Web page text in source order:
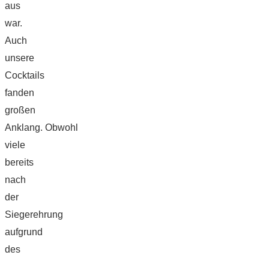
aus
war.
Auch
unsere
Cocktails
fanden
großen
Anklang. Obwohl
viele
bereits
nach
der
Siegerehrung
aufgrund
des